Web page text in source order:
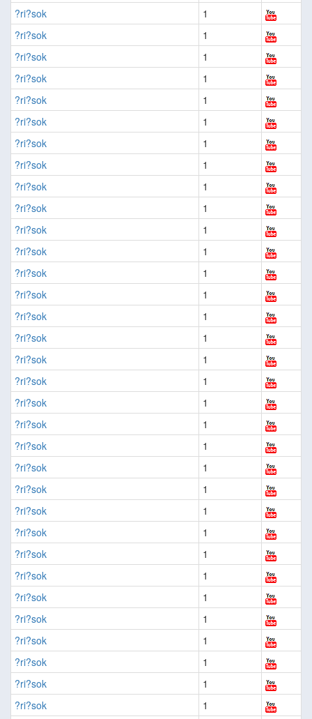
?ri?sok
1
?ri?sok
1
?ri?sok
1
?ri?sok
1
?ri?sok
1
?ri?sok
1
?ri?sok
1
?ri?sok
1
?ri?sok
1
?ri?sok
1
?ri?sok
1
?ri?sok
1
?ri?sok
1
?ri?sok
1
?ri?sok
1
?ri?sok
1
?ri?sok
1
?ri?sok
1
?ri?sok
1
?ri?sok
1
?ri?sok
1
?ri?sok
1
?ri?sok
1
?ri?sok
1
?ri?sok
1
?ri?sok
1
?ri?sok
1
?ri?sok
1
?ri?sok
1
?ri?sok
1
?ri?sok
1
?ri?sok
1
?ri?sok
1